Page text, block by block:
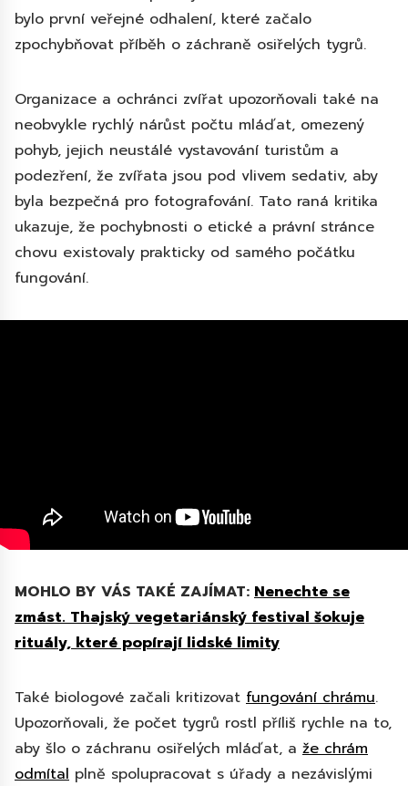
bylo první veřejné odhalení, které začalo
zpochybňovat příběh o záchraně osiřelých tygrů.
Organizace a ochránci zvířat upozorňovali také na
neobvykle rychlý nárůst počtu mláďat, omezený
pohyb, jejich neustálé vystavování turistům a
podezření, že zvířata jsou pod vlivem sedativ, aby
byla bezpečná pro fotografování. Tato raná kritika
ukazuje, že pochybnosti o etické a právní stránce
chovu existovaly prakticky od samého počátku
fungování.
MOHLO BY VÁS TAKÉ ZAJÍMAT: Nenechte se
zmást. Thajský vegetariánský festival šokuje
rituály, které popírají lidské limity
Také biologové začali kritizovat fungování chrámu.
Upozorňovali, že počet tygrů rostl příliš rychle na to,
aby šlo o záchranu osiřelých mláďat, a že chrám
odmítal plně spolupracovat s úřady a nezávislými